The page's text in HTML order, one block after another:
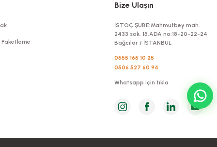
Bize Ulaşın
İSTOÇ ŞUBE:Mahmutbey mah.
2433 sok. 15.ADA no:18-20-22-24
Bağcılar / İSTANBUL
0555 165 10 25
0506 527 60 94
Whatsapp için tıkla